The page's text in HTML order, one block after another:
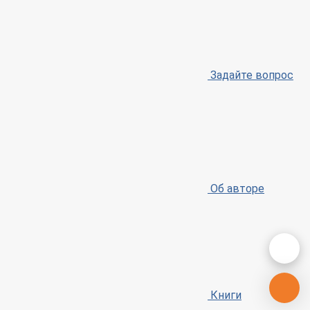
Задайте вопрос
Об авторе
Книги